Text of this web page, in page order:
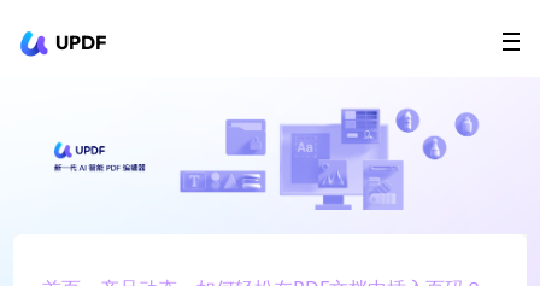
UPDF
AI Agents
政企采购
升级会员